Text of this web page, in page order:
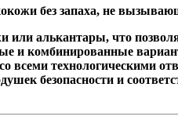
без запаха, не
алькантары, что
и комбинированные
всеми технологическими
безопасности и